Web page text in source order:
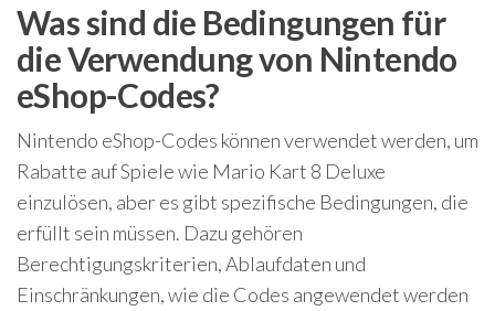
Was sind die Bedingungen für
die Verwendung von Nintendo
eShop-Codes?
Nintendo eShop-Codes können verwendet werden, um
Rabatte auf Spiele wie Mario Kart 8 Deluxe
einzulösen, aber es gibt spezifische Bedingungen, die
erfüllt sein müssen. Dazu gehören
Berechtigungskriterien, Ablaufdaten und
Einschränkungen, wie die Codes angewendet werden